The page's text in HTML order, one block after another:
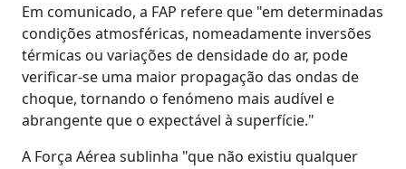
Em comunicado, a FAP refere que "em determinadas
condições atmosféricas, nomeadamente inversões
térmicas ou variações de densidade do ar, pode
verificar-se uma maior propagação das ondas de
choque, tornando o fenómeno mais audível e
abrangente que o expectável à superfície."
A Força Aérea sublinha "que não existiu qualquer